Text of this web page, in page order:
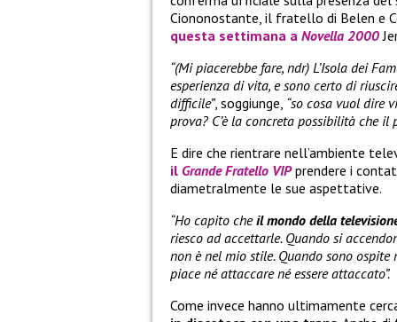
Ciononostante, il fratello di Belen e
questa settimana a Novella 2000
“(Mi piacerebbe fare, ndr) L’Isola dei
esperienza di vita, e sono certo di
difficile”, soggiunge, “so cosa vuol dire
prova? C’è la concreta possibilità che il
E dire che rientrare nell’ambiente
il Grande Fratello VIPprendere i
diametralmente le sue aspettative.
“Ho capito cheil mondo della
riesco ad accettarle. Quando si
non è nel mio stile. Quando sono
piace né attaccare né essere attaccato”.
Come invece hanno ultimamente